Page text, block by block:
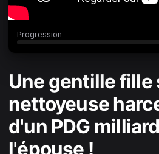
1:05:36
Progression
Une gentille fille
nettoyeuse
d'un PDG
l'épouse !